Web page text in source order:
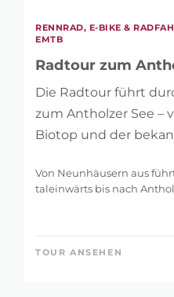
LÄNGE
2 km
47 m
RENNRAD, E-BIKE &
EMTB
Radtour zum
Die Radtour führt
zum Antholzer See –
Biotop und der
Von Neunhäusern aus
taleinwärts bis nach
TOUR ANSEHEN